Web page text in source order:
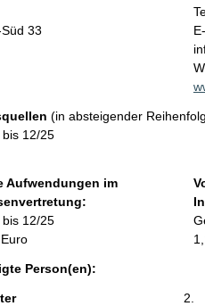
33
K
o
n
t
a
t
f
o
r
m
(in absteigender
12/25
Aufwendungen im
12/25
Person(en):